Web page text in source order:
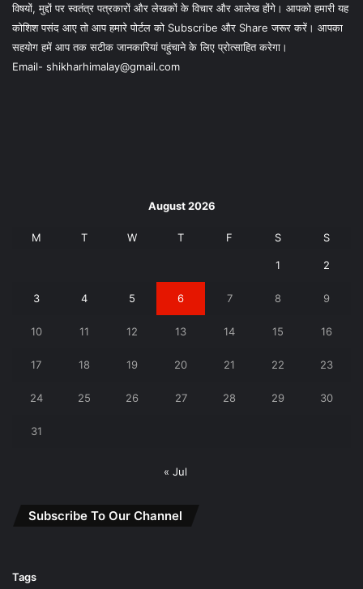
विषयों, मुद्दों पर स्वतंत्र पत्रकारों और लेखकों के विचार और आलेख होंगे। आपको हमारी यह
कोशिश पसंद आए तो आप हमारे पोर्टल को Subscribe और Share जरूर करें। आपका
सहयोग हमें आप तक सटीक जानकारियां पहुंचाने के लिए प्रोत्साहित करेगा।
Email- shikharhimalay@gmail.com
August 2026
M T W T F S S
1 2
3 4 5 6 7 8 9
10 11 12 13 14 15 16
17 18 19 20 21 22 23
24 25 26 27 28 29 30
31
« Jul
Subscribe To Our Channel
Tags